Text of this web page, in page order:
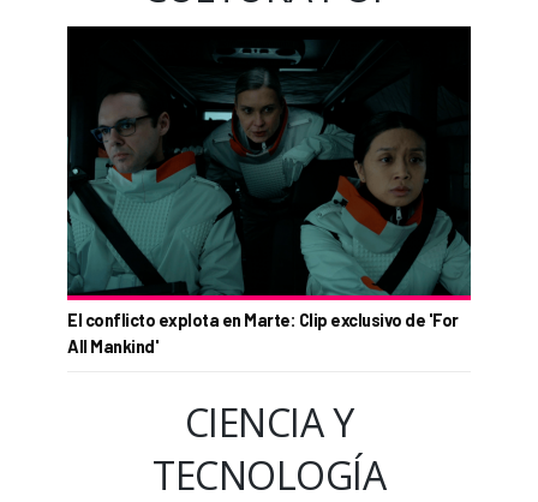
El conflicto explota en Marte: Clip exclusivo de 'For
All Mankind'
CIENCIA Y
TECNOLOGÍA